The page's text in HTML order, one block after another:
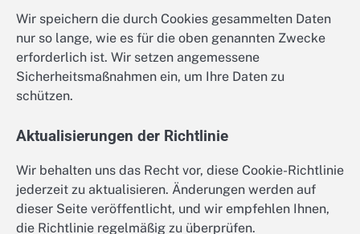
Wir speichern die durch Cookies gesammelten Daten
nur so lange, wie es für die oben genannten Zwecke
erforderlich ist. Wir setzen angemessene
Sicherheitsmaßnahmen ein, um Ihre Daten zu
schützen.
Aktualisierungen der Richtlinie
Wir behalten uns das Recht vor, diese Cookie-Richtlinie
jederzeit zu aktualisieren. Änderungen werden auf
dieser Seite veröffentlicht, und wir empfehlen Ihnen,
die Richtlinie regelmäßig zu überprüfen.